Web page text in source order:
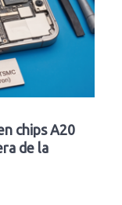
chips A20
de la